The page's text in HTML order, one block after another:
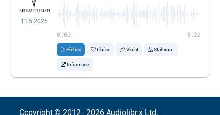
11.5.2025
0:00 8:22
Přehraj Líbí se Vložit Stáhnout
Informace
Copyright © 2012 - 2026 Audiolibrix Ltd.